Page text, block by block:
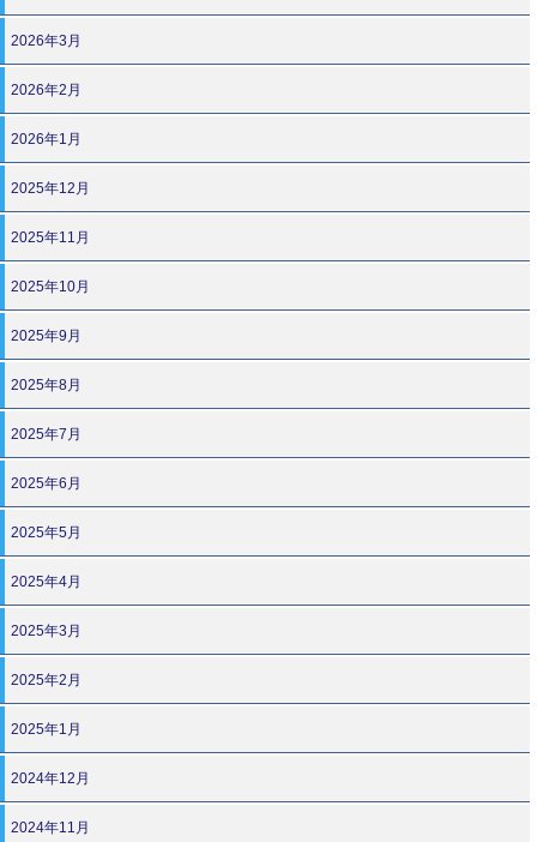
2026年3月
2026年2月
2026年1月
2025年12月
2025年11月
2025年10月
2025年9月
2025年8月
2025年7月
2025年6月
2025年5月
2025年4月
2025年3月
2025年2月
2025年1月
2024年12月
2024年11月